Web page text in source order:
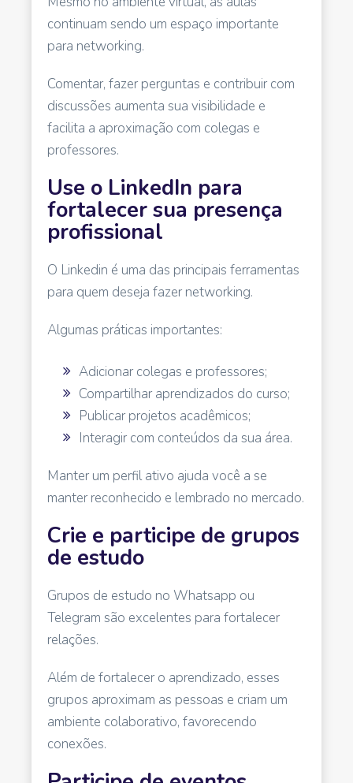
continuam sendo um espaço importante
para networking.
Comentar, fazer perguntas e contribuir com
discussões aumenta sua visibilidade e
facilita a aproximação com colegas e
professores.
Use o LinkedIn para
fortalecer sua presença
profissional
O Linkedin é uma das principais ferramentas
para quem deseja fazer networking.
Algumas práticas importantes:
Adicionar colegas e professores;
Compartilhar aprendizados do curso;
Publicar projetos acadêmicos;
Interagir com conteúdos da sua área.
Manter um perfil ativo ajuda você a se
manter reconhecido e lembrado no mercado.
Crie e participe de grupos
de estudo
Grupos de estudo no Whatsapp ou
Telegram são excelentes para fortalecer
relações.
Além de fortalecer o aprendizado, esses
grupos aproximam as pessoas e criam um
ambiente colaborativo, favorecendo
conexões.